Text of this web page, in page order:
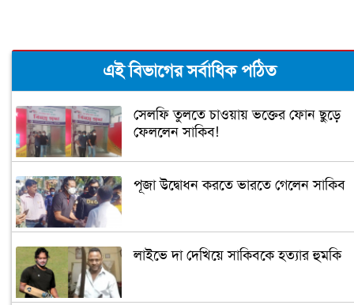
এই বিভাগের সর্বাধিক পঠিত
সেলফি তুলতে চাওয়ায় ভক্তের ফোন ছুড়ে
ফেললেন সাকিব!
পূজা উদ্বোধন করতে ভারতে গেলেন সাকিব
লাইভে দা দেখিয়ে সাকিবকে হত্যার হুমকি